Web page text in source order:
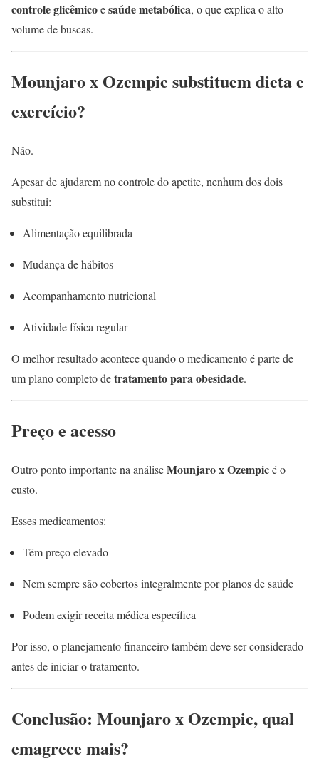
controle glicêmicoesaúde metabólica, o que explica o alto
volume de buscas.
Mounjaro x Ozempic substituem dieta e
exercício?
Não.
Apesar de ajudarem no controle do apetite, nenhum dos dois
substitui:
Alimentação equilibrada
Mudança de hábitos
Acompanhamento nutricional
Atividade física regular
O melhor resultado acontece quando o medicamento é parte de
um plano completo detratamento para obesidade.
Preço e acesso
Outro ponto importante na análiseMounjaro x Ozempicé o
custo.
Esses medicamentos:
Têm preço elevado
Nem sempre são cobertos integralmente por planos de saúde
Podem exigir receita médica específica
Por isso, o planejamento financeiro também deve ser considerado
antes de iniciar o tratamento.
Conclusão: Mounjaro x Ozempic, qual
emagrece mais?